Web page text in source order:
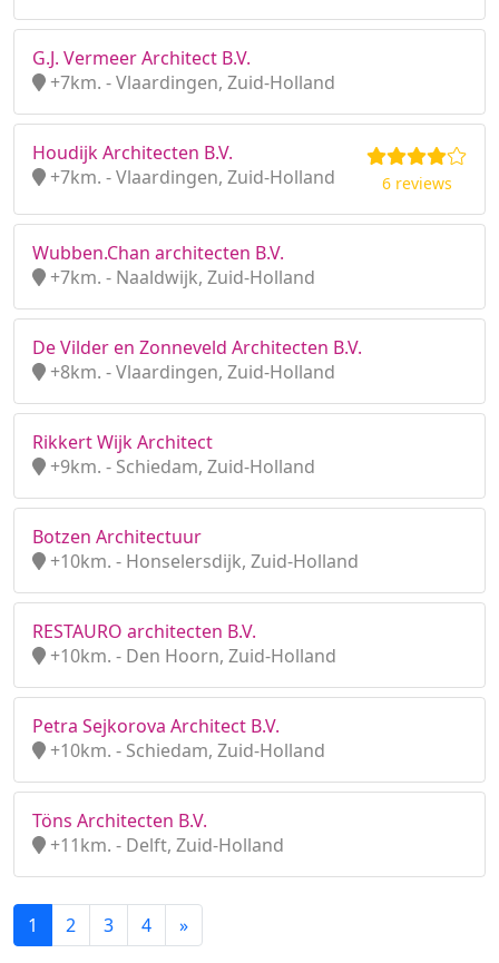
G.J. Vermeer Architect B.V.
+7km. - Vlaardingen, Zuid-Holland
Houdijk Architecten B.V.
+7km. - Vlaardingen, Zuid-Holland
6 reviews
Wubben.Chan architecten B.V.
+7km. - Naaldwijk, Zuid-Holland
De Vilder en Zonneveld Architecten B.V.
+8km. - Vlaardingen, Zuid-Holland
Rikkert Wijk Architect
+9km. - Schiedam, Zuid-Holland
Botzen Architectuur
+10km. - Honselersdijk, Zuid-Holland
RESTAURO architecten B.V.
+10km. - Den Hoorn, Zuid-Holland
Petra Sejkorova Architect B.V.
+10km. - Schiedam, Zuid-Holland
Töns Architecten B.V.
+11km. - Delft, Zuid-Holland
1 2 3 4 »